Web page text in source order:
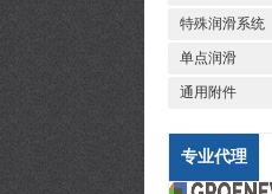
特殊润滑系统
单点润滑
通用附件
专业代理